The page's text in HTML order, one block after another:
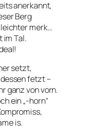
anerkannt,
Berg
leichter merk…
im Tal.
setzt,
fetzt –
ganz von vorn.
ein „-horn“
is.